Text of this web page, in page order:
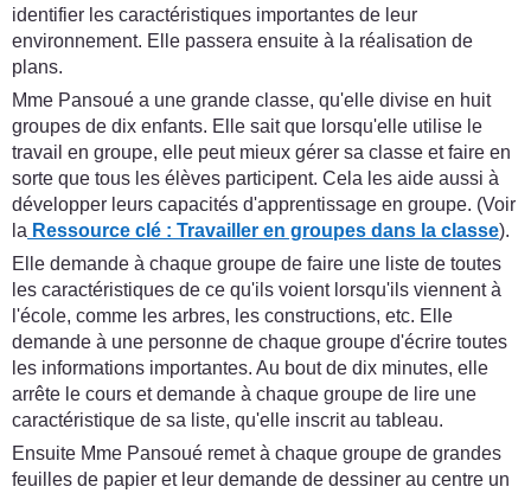
identifier les caractéristiques importantes de leur
environnement. Elle passera ensuite à la réalisation de
plans.
Mme Pansoué a une grande classe, qu'elle divise en huit
groupes de dix enfants. Elle sait que lorsqu'elle utilise le
travail en groupe, elle peut mieux gérer sa classe et faire en
sorte que tous les élèves participent. Cela les aide aussi à
développer leurs capacités d'apprentissage en groupe. (Voir
la Ressource clé : Travailler en groupes dans la classe).
Elle demande à chaque groupe de faire une liste de toutes
les caractéristiques de ce qu'ils voient lorsqu'ils viennent à
l'école, comme les arbres, les constructions, etc. Elle
demande à une personne de chaque groupe d'écrire toutes
les informations importantes. Au bout de dix minutes, elle
arrête le cours et demande à chaque groupe de lire une
caractéristique de sa liste, qu'elle inscrit au tableau.
Ensuite Mme Pansoué remet à chaque groupe de grandes
feuilles de papier et leur demande de dessiner au centre un